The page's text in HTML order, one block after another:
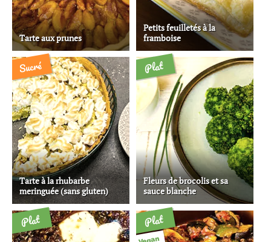
Tarte aux prunes
Petits feuilletés à la
framboise
Sucré
Tarte à la rhubarbe
meringuée (sans gluten)
Plat
Fleurs de brocolis et sa
sauce blanche
Plat Plat